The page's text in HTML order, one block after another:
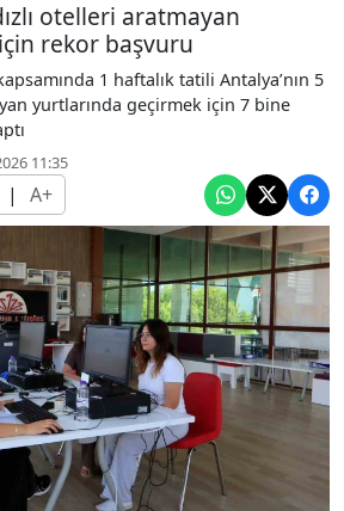
otelleri aratmayan
rekor başvuru
1 haftalık tatili Antalya’nın 5
yurtlarında geçirmek için 7 bine
11:35
| A+